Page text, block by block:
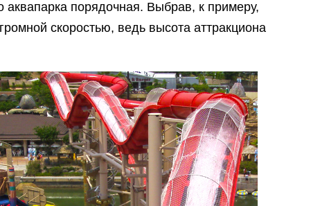
аквапарка порядочная. Выбрав, к примеру,
скоростью, ведь высота аттракциона